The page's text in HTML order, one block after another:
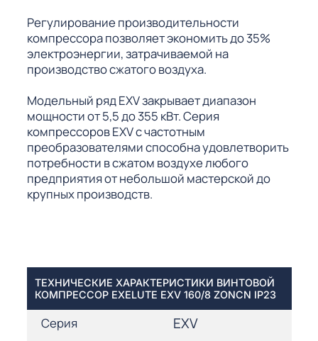
Регулирование производительности
компрессора позволяет экономить до 35%
электроэнергии, затрачиваемой на
производство сжатого воздуха.
Модельный ряд EXV закрывает диапазон
мощности от 5,5 до 355 кВт. Серия
компрессоров EXV с частотным
преобразователями способна удовлетворить
потребности в сжатом воздухе любого
предприятия от небольшой мастерской до
крупных производств.
ТЕХНИЧЕСКИЕ ХАРАКТЕРИСТИКИ ВИНТОВОЙ
КОМПРЕССОР EXELUTE EXV 160/8 ZONCN IP23
Серия EXV